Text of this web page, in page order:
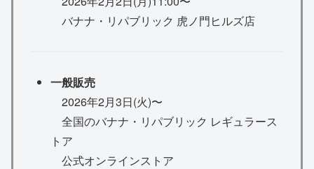
バナナ・リパブリック 虎ノ門ヒルズ店
一般販売
2026年2月3日(火)〜
全国のバナナ・リパブリック レギュラース
トア
公式オンラインストア